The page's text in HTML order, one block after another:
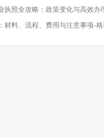
执照全攻略：政策变化与高效办
材料、流程、费用与注意事项-